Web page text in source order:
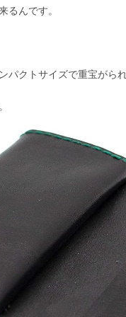
るんです。
パクトサイズで重宝がら